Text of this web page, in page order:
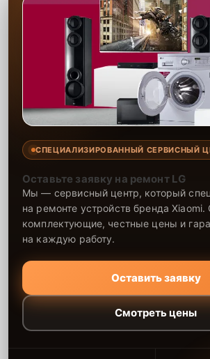
СПЕЦИАЛИЗИРОВАННЫЙ СЕРВИСНЫЙ
Оставьте заявку на ремонт LG
Мы — сервисный центр, который
на ремонте устройств бренда
комплектующие, честные цены и
на каждую работу.
Оставить заявку
Смотреть цены